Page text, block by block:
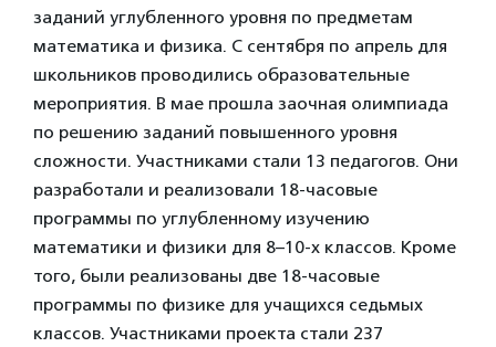
заданий углубленного уровня по предметам
математика и физика. С сентября по апрель для
школьников проводились образовательные
мероприятия. В мае прошла заочная олимпиада
по решению заданий повышенного уровня
сложности. Участниками стали 13 педагогов. Они
разработали и реализовали 18-часовые
программы по углубленному изучению
математики и физики для 8–10-х классов. Кроме
того, были реализованы две 18-часовые
программы по физике для учащихся седьмых
классов. Участниками проекта стали 237